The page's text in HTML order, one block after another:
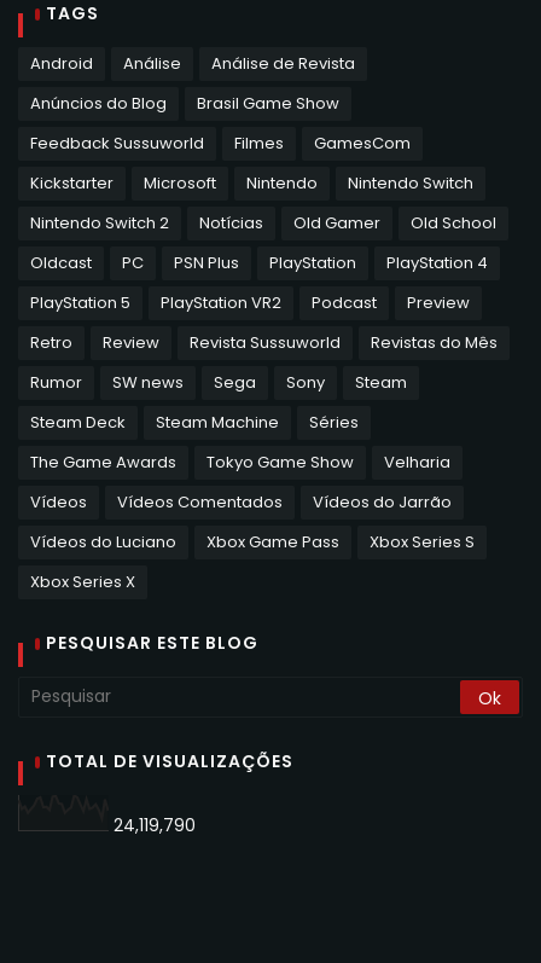
TAGS
Android Análise
Análise de Revista
Anúncios do Blog
Brasil Game Show
Feedback Sussuworld
Filmes
GamesCom
Kickstarter
Microsoft Nintendo
Nintendo Switch
Nintendo Switch 2
Notícias Old Gamer
Old School
Oldcast
PC PSN Plus PlayStation
PlayStation 4
PlayStation 5
PlayStation VR2 Podcast
Preview
Retro
Review Revista Sussuworld
Revistas do Mês
Rumor
SW news Sega Sony
Steam
Steam Deck
Steam Machine
Séries
The Game Awards
Tokyo Game Show
Velharia
Vídeos
Vídeos Comentados
Vídeos do Jarrão
Vídeos do Luciano
Xbox Game Pass
Xbox Series S
Xbox Series X
PESQUISAR ESTE BLOG
TOTAL DE VISUALIZAÇÕES
24,119,790